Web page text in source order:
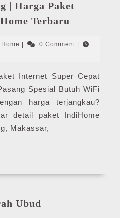
| Harga Paket
Terbaru
|
Pasang
WiFi
IndiHome
Terbaru
IndiHome0 Comment
Internet Super Cepat
Spesial Butuh WiFi
harga terjangkau?
detail paket IndiHome
Makassar,
Ubud